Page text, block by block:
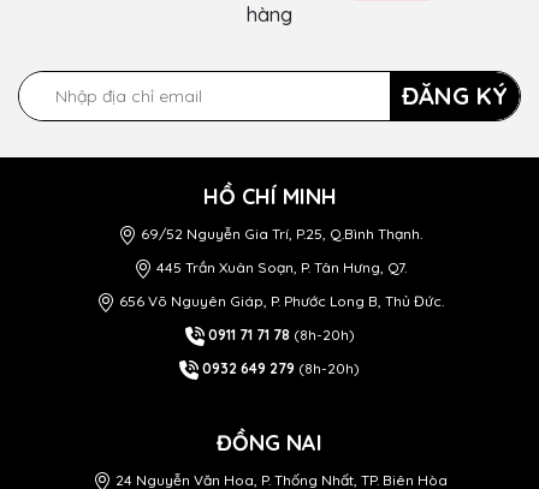
hàng
ĐĂNG KÝ
HỒ CHÍ MINH
69/52 Nguyễn Gia Trí, P.25, Q.Bình Thạnh.
445 Trần Xuân Soạn, P. Tân Hưng, Q7.
656 Võ Nguyên Giáp, P. Phước Long B, Thủ Đức.
0911 71 71 78 (8h-20h)
0932 649 279 (8h-20h)
ĐỒNG NAI
24 Nguyễn Văn Hoa, P. Thống Nhất, TP. Biên Hòa